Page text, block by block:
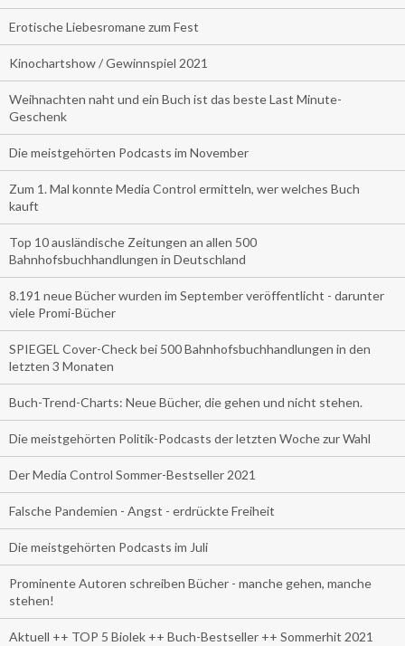
Erotische Liebesromane zum Fest
Kinochartshow / Gewinnspiel 2021
Weihnachten naht und ein Buch ist das beste Last Minute-
Geschenk
Die meistgehörten Podcasts im November
Zum 1. Mal konnte Media Control ermitteln, wer welches Buch
kauft
Top 10 ausländische Zeitungen an allen 500
Bahnhofsbuchhandlungen in Deutschland
8.191 neue Bücher wurden im September veröffentlicht - darunter
viele Promi-Bücher
SPIEGEL Cover-Check bei 500 Bahnhofsbuchhandlungen in den
letzten 3 Monaten
Buch-Trend-Charts: Neue Bücher, die gehen und nicht stehen.
Die meistgehörten Politik-Podcasts der letzten Woche zur Wahl
Der Media Control Sommer-Bestseller 2021
Falsche Pandemien - Angst - erdrückte Freiheit
Die meistgehörten Podcasts im Juli
Prominente Autoren schreiben Bücher - manche gehen, manche
stehen!
Aktuell ++ TOP 5 Biolek ++ Buch-Bestseller ++ Sommerhit 2021